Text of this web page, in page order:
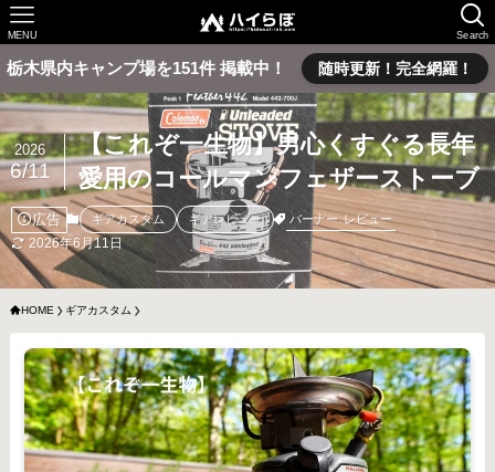
Search
MENU
栃木県内キャンプ場を151件 掲載中！ 随時更新！完全網羅！
【これぞ一生物】男心くすぐる長年
愛用のコールマンフェザーストーブ
2026
6/11
広告 ギアカスタム ギアレビュー バーナー レビュー
2026年6月11日
HOME ギアカスタム